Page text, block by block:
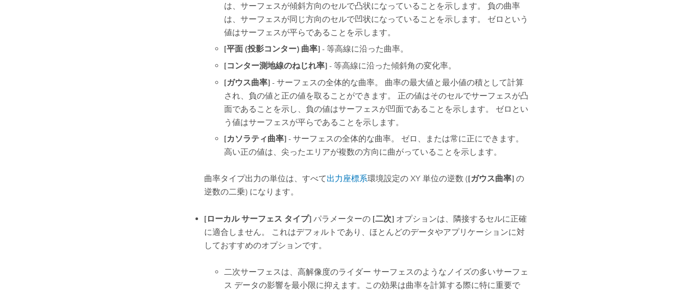
は、サーフェスが傾斜方向のセルで凸状になっていることを示します。 負の曲率
は、サーフェスが同じ方向のセルで凹状になっていることを示します。 ゼロという
値はサーフェスが平らであることを示します。
[平面 (投影コンター) 曲率]- 等高線に沿った曲率。
[コンター測地線のねじれ率]- 等高線に沿った傾斜角の変化率。
[ガウス曲率]- サーフェスの全体的な曲率。 曲率の最大値と最小値の積として計算
され、負の値と正の値を取ることができます。 正の値はそのセルでサーフェスが凸
面であることを示し、負の値はサーフェスが凹面であることを示します。 ゼロとい
う値はサーフェスが平らであることを示します。
[カソラティ曲率]- サーフェスの全体的な曲率。 ゼロ、または常に正にできます。
高い正の値は、尖ったエリアが複数の方向に曲がっていることを示します。
曲率タイプ出力の単位は、すべて出力座標系環境設定の XY 単位の逆数 ([ガウス曲率]の
逆数の二乗) になります。
[ローカル サーフェス タイプ]パラメーターの [二次]オプションは、隣接するセルに正確
に適合しません。 これはデフォルトであり、ほとんどのデータやアプリケーションに対
しておすすめのオプションです。
二次サーフェスは、高解像度のライダー サーフェスのようなノイズの多いサーフェ
ス データの影響を最小限に抑えます。この効果は曲率を計算する際に特に重要で